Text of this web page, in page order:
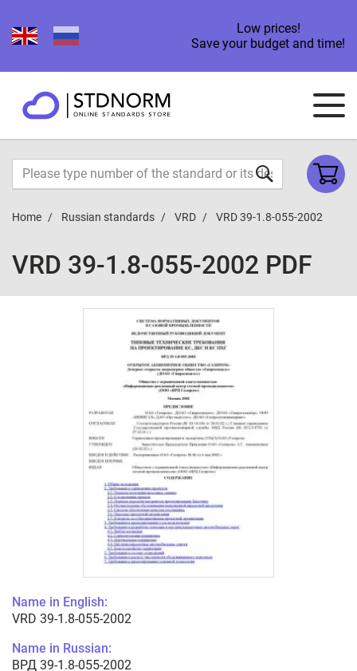
Low prices!
Save your budget and time!
Home Russian standards VRD VRD 39-1.8-055-2002
VRD 39-1.8-055-2002 PDF
Name in English:
VRD 39-1.8-055-2002
Name in Russian:
ВРД 39-1.8-055-2002